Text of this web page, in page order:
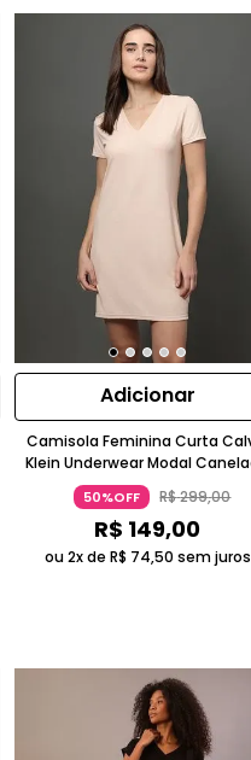
Adicionar
Camisola Feminina Curta
Klein Underwear Modal
Manga Curta Bege
50%OFF R$299,00
R$ 149,00
ou 2x de R$ 74,50 sem juros